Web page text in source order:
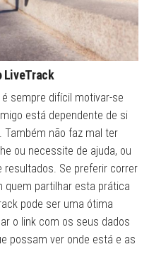
LiveTrack
sempre difícil motivar-se
está dependente de si
Também não faz mal ter
ou necessite de ajuda, ou
Se preferir correr
quem partilhar esta prática
pode ser uma ótima
o link com os seus dados
possam ver onde está e as